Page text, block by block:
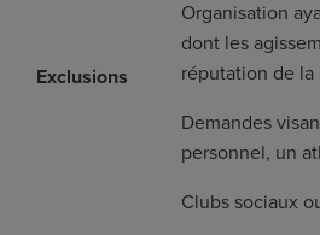
Exclusions
Organisation
dont les
réputation de la
Demandes
personnel, un
Clubs sociaux